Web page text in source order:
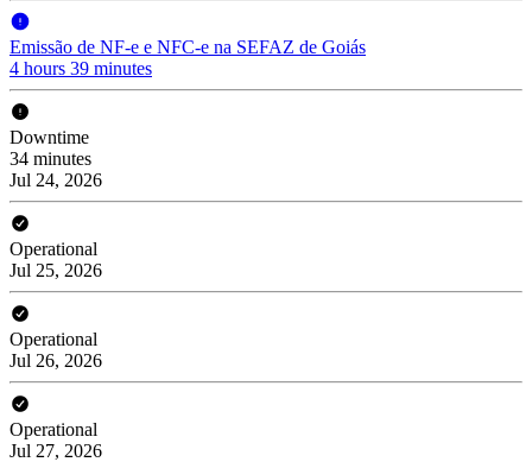
Emissão de NF-e e NFC-e na SEFAZ de Goiás
4 hours 39 minutes
Downtime
34 minutes
Jul 24, 2026
Operational
Jul 25, 2026
Operational
Jul 26, 2026
Operational
Jul 27, 2026